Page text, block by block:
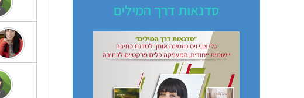
סדנאות דרך המילים